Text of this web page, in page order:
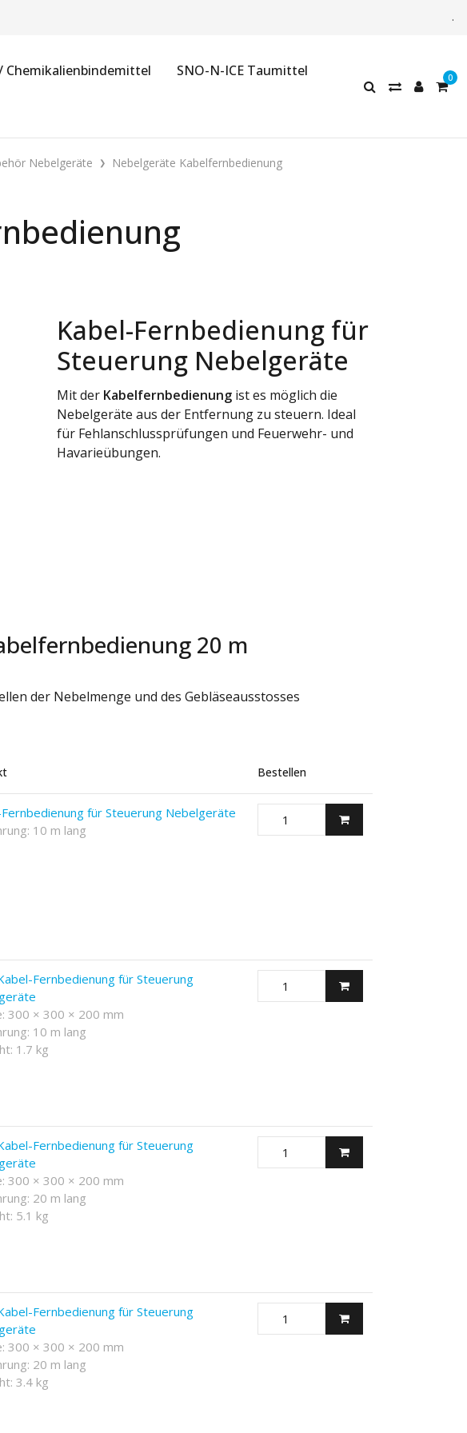
.
Chemikalienbindemittel
SNO-N-ICE Taumittel
Nebelgeräte Nebelgeräte Kabelfernbedienung
Kabel-Fernbedienung für
Steuerung Nebelgeräte
Mit der Kabelfernbedienungist es möglich die
Nebelgeräte aus der Entfernung zu steuern. Ideal
für Fehlanschlussprüfungen und Feuerwehr- und
Havarieübungen.
20 m
der Nebelmenge und des Gebläseausstosses
Bestellen
für Steuerung Nebelgeräte
10 m lang
Fernbedienung für Steuerung
300 × 300 × 200 mm
10 m lang
1.7 kg
Fernbedienung für Steuerung
300 × 300 × 200 mm
20 m lang
5.1 kg
Fernbedienung für Steuerung
300 × 300 × 200 mm
20 m lang
3.4 kg